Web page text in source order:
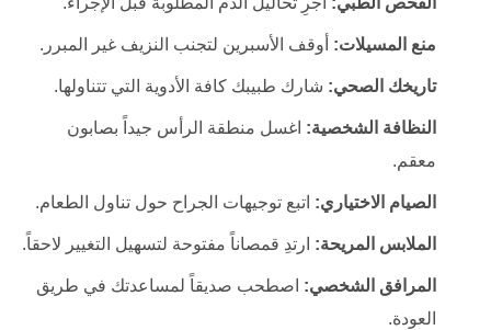
منع المسيلات: أوقف الأسبرين لتجنب النزيف غير المبرر.
تاريخك الصحي: شارك طبيبك كافة الأدوية التي تتناولها.
النظافة الشخصية: اغسل منطقة الرأس جيداً بصابون
معقم.
الصيام الاختياري: اتبع توجيهات الجراح حول تناول الطعام.
الملابس المريحة: ارتدِ قمصاناً مفتوحة لتسهيل التغيير لاحقاً.
المرافق الشخصي: اصطحب صديقاً لمساعدتك في طريق
العودة.